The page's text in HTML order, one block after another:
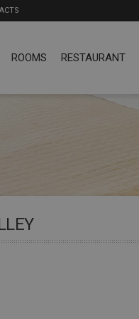
ROOMS RESTAURANT